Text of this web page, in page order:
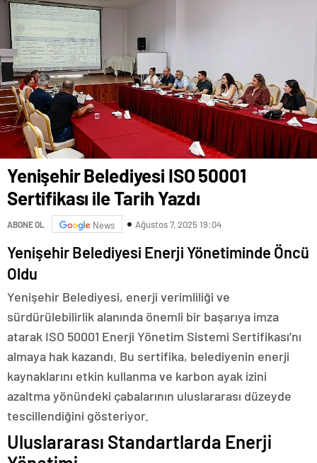
Yenişehir Belediyesi ISO 50001
Sertifikası ile Tarih Yazdı
ABONE OL News Ağustos 7, 2025 19:04
Yenişehir Belediyesi Enerji Yönetiminde Öncü
Oldu
Yenişehir Belediyesi, enerji verimliliği ve
sürdürülebilirlik alanında önemli bir başarıya imza
atarak ISO 50001 Enerji Yönetim Sistemi Sertifikası’nı
almaya hak kazandı. Bu sertifika, belediyenin enerji
kaynaklarını etkin kullanma ve karbon ayak izini
azaltma yönündeki çabalarının uluslararası düzeyde
tescillendiğini gösteriyor.
Uluslararası Standartlarda Enerji